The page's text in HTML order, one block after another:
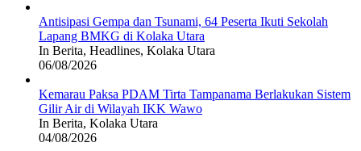
Antisipasi Gempa dan Tsunami, 64 Peserta Ikuti Sekolah
Lapang BMKG di Kolaka Utara
In Berita, Headlines, Kolaka Utara
06/08/2026
Kemarau Paksa PDAM Tirta Tampanama Berlakukan Sistem
Gilir Air di Wilayah IKK Wawo
In Berita, Kolaka Utara
04/08/2026